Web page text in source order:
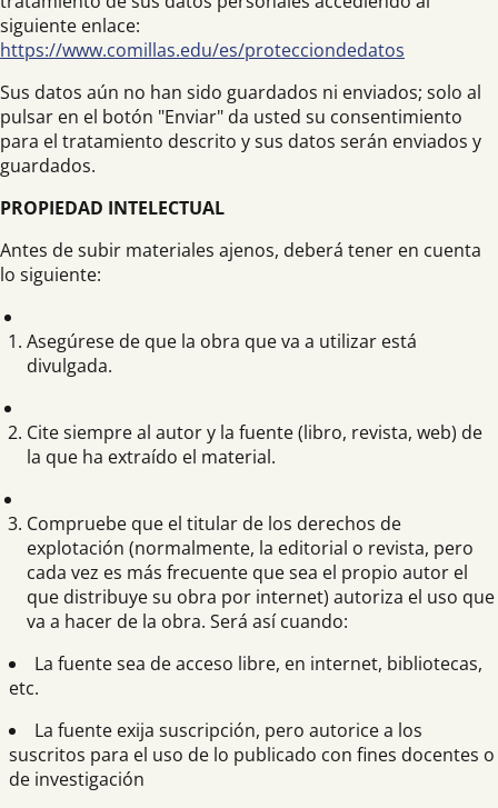
siguiente enlace:
https://www.comillas.edu/es/protecciondedatos
Sus datos aún no han sido guardados ni enviados; solo al
pulsar en el botón "Enviar" da usted su consentimiento
para el tratamiento descrito y sus datos serán enviados y
guardados.
PROPIEDAD INTELECTUAL
Antes de subir materiales ajenos, deberá tener en cuenta
lo siguiente:
Asegúrese de que la obra que va a utilizar está
divulgada.
Cite siempre al autor y la fuente (libro, revista, web) de
la que ha extraído el material.
Compruebe que el titular de los derechos de
explotación (normalmente, la editorial o revista, pero
cada vez es más frecuente que sea el propio autor el
que distribuye su obra por internet) autoriza el uso que
va a hacer de la obra. Será así cuando:
La fuente sea de acceso libre, en internet, bibliotecas,
etc.
La fuente exija suscripción, pero autorice a los
suscritos para el uso de lo publicado con fines docentes o
de investigación